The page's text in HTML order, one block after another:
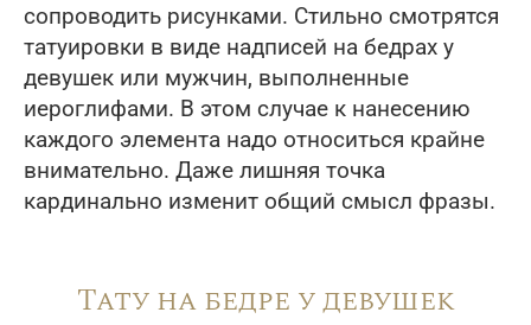
сопроводить рисунками. Стильно смотрятся
татуировки в виде надписей на бедрах у
девушек или мужчин, выполненные
иероглифами. В этом случае к нанесению
каждого элемента надо относиться крайне
внимательно. Даже лишняя точка
кардинально изменит общий смысл фразы.
Тату на бедре у девушек